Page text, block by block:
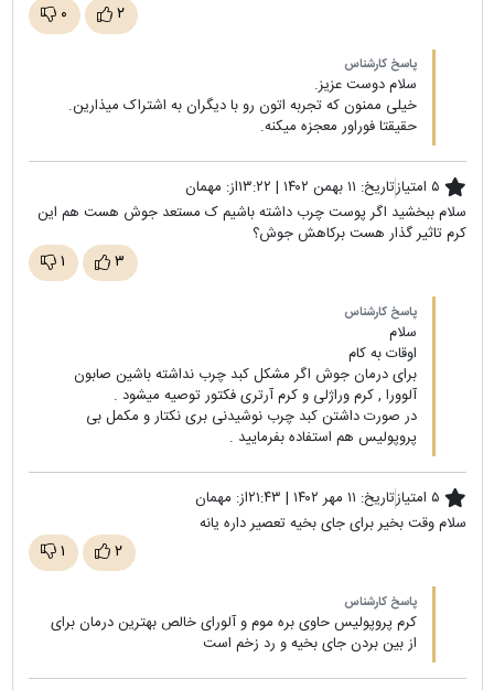
۲ ۰
پاسخ کارشناس
سلام دوست عزیز.
خیلی ممنون که تجربه اتون رو با دیگران به اشتراک میذارین.
حقیقتا فوراور معجزه میکنه.
۵ امتیاز تاریخ: ۱۱ بهمن ۱۴۰۲ | ۱۳:۲۲ از: مهمان
سلام ببخشید اگر پوست چرب داشته باشیم ک مستعد جوش هست هم این
کرم تاثیر گذار هست برکاهش جوش؟
۳ ۱
پاسخ کارشناس
سلام
اوقات به کام
برای درمان جوش اگر مشکل کبد چرب نداشته باشین صابون
آلوورا , کرم وراژلی و کرم آرتری فکتور توصیه میشود .
در صورت داشتن کبد چرب نوشیدنی بری نکتار و مکمل بی
پروپولیس هم استفاده بفرمایید .
۵ امتیاز تاریخ: ۱۱ مهر ۱۴۰۲ | ۲۱:۴۳ از: مهمان
سلام وقت بخیر برای جای بخیه تعصیر داره یانه
۲ ۱
پاسخ کارشناس
کرم پروپولیس حاوی بره موم و آلورای خالص بهترین درمان برای
از بین بردن جای بخیه و رد زخم است